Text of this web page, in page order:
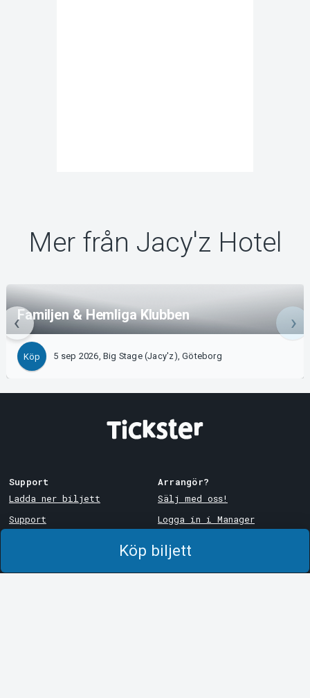
Köp biljett
Mer från Jacy'z Hotel
Familjen & Hemliga Klubben
Köp 5 sep 2026, Big Stage (Jacy'z), Göteborg
Support
Ladda ner biljett
Support
Arrangör?
Sälj med oss!
Logga in i Manager